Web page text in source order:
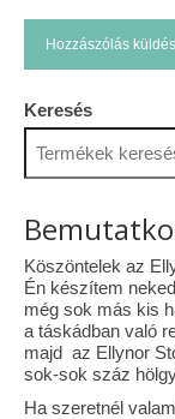
Keresés
Köszöntelek az
Én készítem
még sok más kis
a táskádban való
majd az Ellynor
sok-sok száz
Ha szeretnél